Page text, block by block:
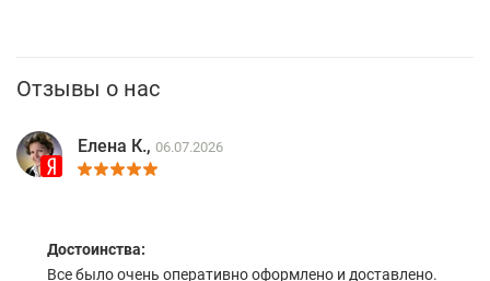
Отзывы о нас
Елена К., 06.07.2026
Достоинства:
Все было очень оперативно оформлено и доставлено.